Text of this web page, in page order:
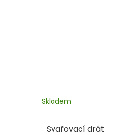
Svařovací drát
Skladem